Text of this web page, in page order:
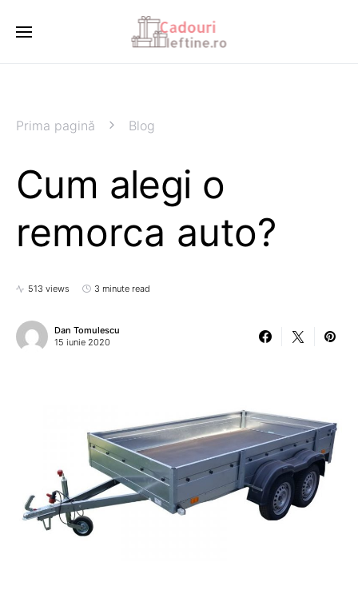
Prima pagină Blog
Cum alegi o
remorca auto?
513 views 3 minute read
Dan Tomulescu
15 iunie 2020